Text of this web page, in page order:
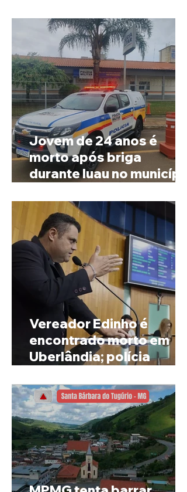
Jovem de 24 anos é
morto após briga
durante luau no município
Vereador Edinho é
encontrado morto em
Uberlândia; polícia